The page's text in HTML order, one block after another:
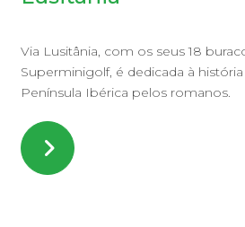
Via Lusitânia, com os seus 18
Superminigolf, é dedicada à
Península Ibérica pelos romanos.